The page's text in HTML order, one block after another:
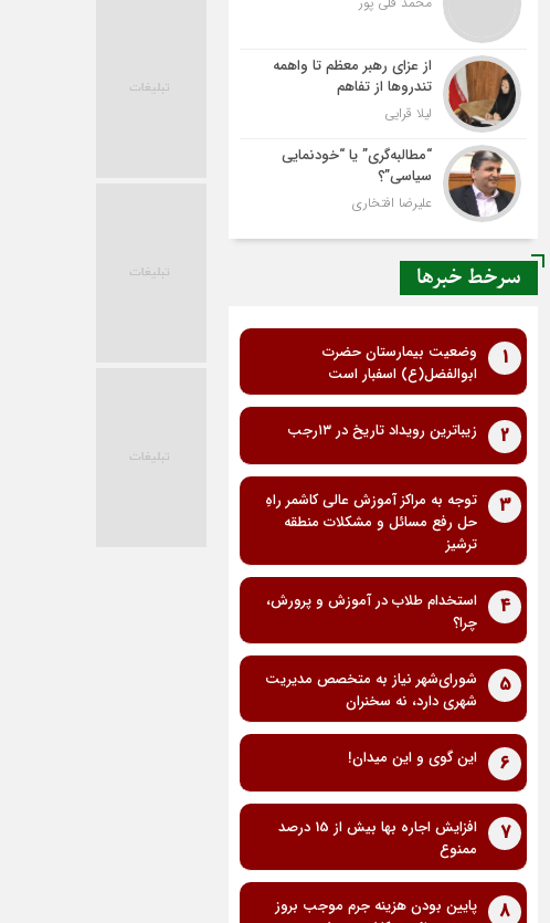
از عزای رهبر معظم تا واهمه
تندروها از تفاهم
لیلا قرایی
“مطالبه‌گری” یا “خودنمایی
سیاسی”؟
علیرضا افتخاری
سرخط خبرها
1
وضعیت بیمارستان حضرت
ابوالفضل(ع) اسفبار است
2 زیباترین رویداد تاریخ در ۱۳رجب
3
توجه به مراکز آموزش عالی کاشمر راهِ
حل رفع مسائل و مشکلات منطقه
ترشیز
4
استخدام طلاب در آموزش و پرورش،
چرا؟
5
شورای‌شهر نیاز به متخصص مدیریت
شهری دارد، نه سخنران
6 این گوی و این میدان!
7
افزایش اجاره بها بیش از 15 درصد
ممنوع
8
پایین بودن هزینه جرم موجب بروز